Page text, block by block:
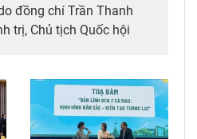
đồng chí Trần Thanh
trị, Chủ tịch Quốc hội